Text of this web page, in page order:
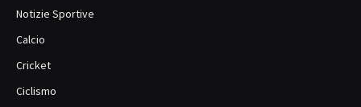
Notizie Sportive
Calcio
Cricket
Ciclismo